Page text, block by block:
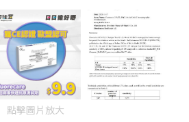
點擊圖片放大